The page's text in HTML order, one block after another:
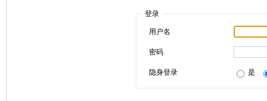
登录
用户名
密码
隐身登录 是